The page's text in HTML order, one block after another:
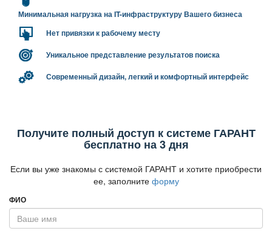
Минимальная нагрузка на IT-инфраструктуру Вашего бизнеса
Нет привязки к рабочему месту
Уникальное представление результатов поиска
Современный дизайн, легкий и комфортный интерфейс
Получите полный доступ к системе ГАРАНТ
есплатно на 3 дня
Если вы уже знакомы с системой ГАРАНТ и хотите приобрести
ее, заполните форму
ФИО